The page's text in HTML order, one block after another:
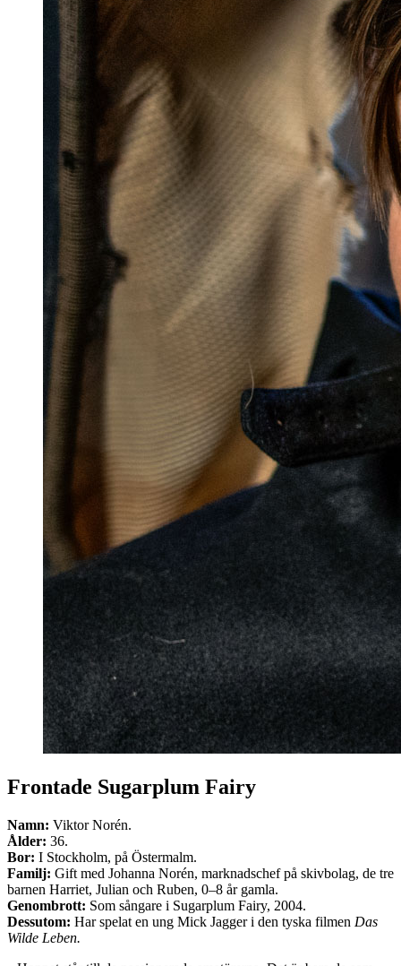
Frontade Sugarplum Fairy
Namn: Viktor Norén.
Ålder: 36.
Bor: I Stockholm, på Östermalm.
Familj: Gift med Johanna Norén, marknadschef på skivbolag, de tre
barnen Harriet, Julian och Ruben, 0–8 år gamla.
Genombrott: Som sångare i Sugarplum Fairy, 2004.
Dessutom: Har spelat en ung Mick Jagger i den tyska filmen Das
Wilde Leben.